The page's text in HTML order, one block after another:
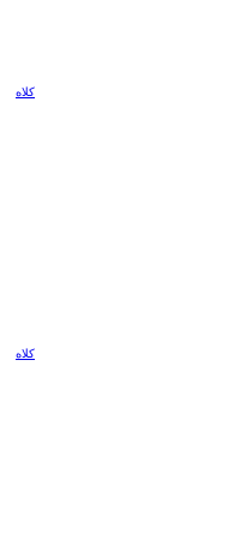
کلاه
کلاه